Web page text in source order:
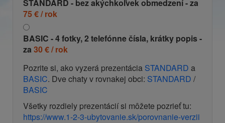
STANDARD - bez akýchkoľvek obmedzení - za
75 € / rok
BASIC - 4 fotky, 2 telefónne čísla, krátky popis -
za 30 € / rok
Pozrite si, ako vyzerá prezentácia STANDARD a
BASIC. Dve chaty v rovnakej obci: STANDARD /
BASIC
Všetky rozdiely prezentácií si môžete pozrieť tu:
https://www.1-2-3-ubytovanie.sk/porovnanie-verzii